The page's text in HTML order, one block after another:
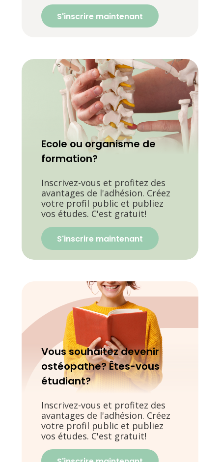
S'inscrire maintenant
Ecole ou organisme de
formation?
Inscrivez-vous et profitez des
avantages de l'adhésion. Créez
votre profil public et publiez
vos études. C'est gratuit!
S'inscrire maintenant
Vous souhaitez devenir
ostéopathe? Êtes-vous
étudiant?
Inscrivez-vous et profitez des
avantages de l'adhésion. Créez
votre profil public et publiez
vos études. C'est gratuit!